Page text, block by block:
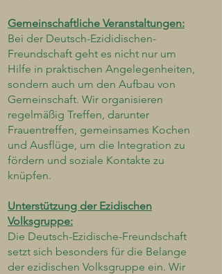
Gemeinschaftliche Veranstaltungen:
Bei der Deutsch-Ezididischen-
Freundschaft geht es nicht nur um
Hilfe in praktischen Angelegenheiten,
sondern auch um den Aufbau von
Gemeinschaft. Wir organisieren
regelmäßig Treffen, darunter
Frauentreffen, gemeinsames Kochen
und Ausflüge, um die Integration zu
fördern und soziale Kontakte zu
knüpfen.
Unterstützung der Ezidischen
Volksgruppe:
Die Deutsch-Ezidische-Freundschaft
setzt sich besonders für die Belange
der ezidischen Volksgruppe ein. Wir